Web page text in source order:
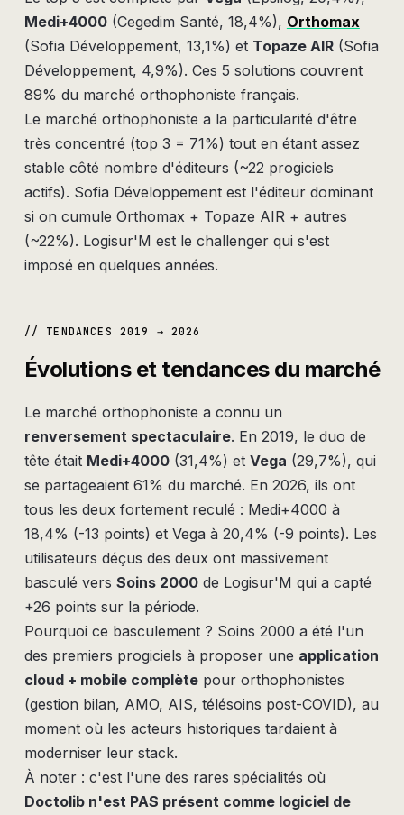
Medi+4000(Cegedim Santé, 18,4%), Orthomax
(Sofia Développement, 13,1%) et Topaze AIR(Sofia
Développement, 4,9%). Ces 5 solutions couvrent
89% du marché orthophoniste français.
Le marché orthophoniste a la particularité d'être
très concentré (top 3 = 71%) tout en étant assez
stable côté nombre d'éditeurs (~22 progiciels
actifs). Sofia Développement est l'éditeur dominant
si on cumule Orthomax + Topaze AIR + autres
(~22%). Logisur'M est le challenger qui s'est
imposé en quelques années.
// TENDANCES 2019 → 2026
Évolutions et tendances du marché
Le marché orthophoniste a connu un
renversement spectaculaire. En 2019, le duo de
tête était Medi+4000(31,4%) et Vega (29,7%), qui
se partageaient 61% du marché. En 2026, ils ont
tous les deux fortement reculé : Medi+4000 à
18,4% (-13 points) et Vega à 20,4% (-9 points). Les
utilisateurs déçus des deux ont massivement
basculé vers Soins 2000de Logisur'M qui a capté
+26 points sur la période.
Pourquoi ce basculement ? Soins 2000 a été l'un
des premiers progiciels à proposer une application
cloud + mobile complètepour orthophonistes
(gestion bilan, AMO, AIS, télésoins post-COVID), au
moment où les acteurs historiques tardaient à
moderniser leur stack.
À noter : c'est l'une des rares spécialités où
Doctolib n'est PAS présent comme logiciel de